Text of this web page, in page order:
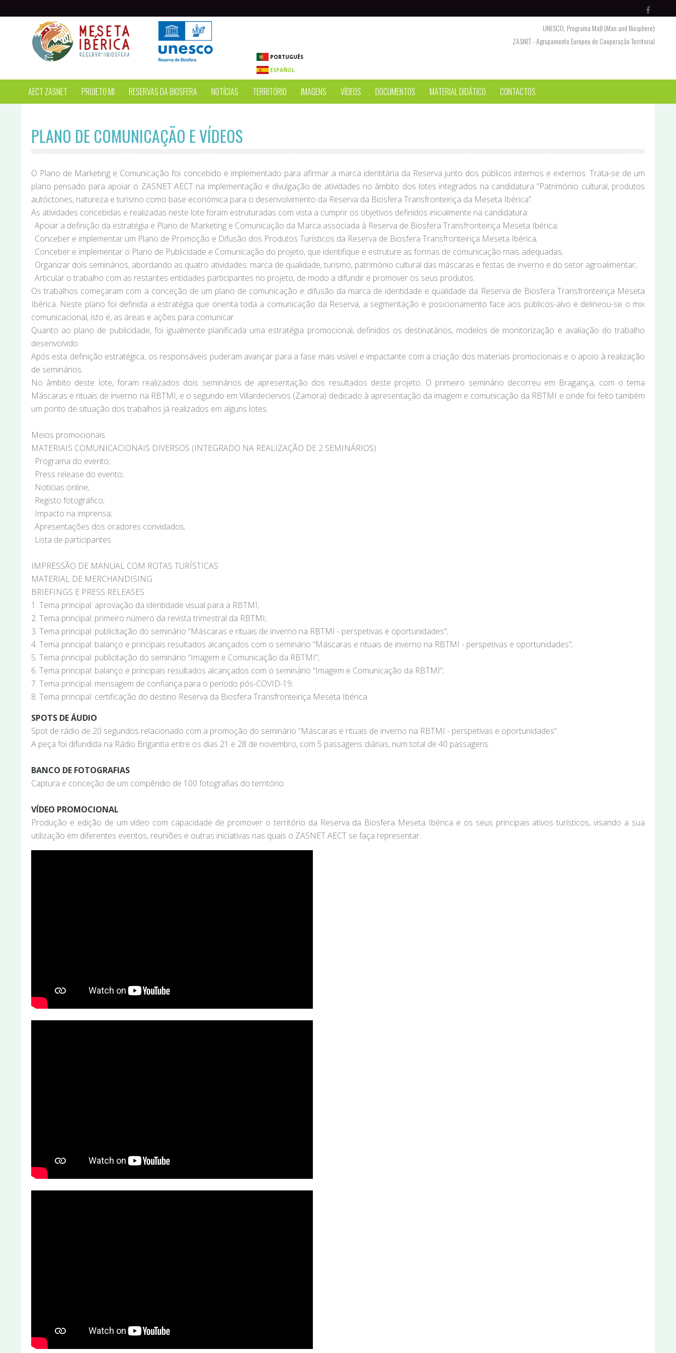
PORTUGUÊS
ESPAÑOL
UNESCO, Programa MaB (Man and Biosphere)
ZASNET - Agrupamento Europeu de Cooperação Territorial
AECT ZASNET PROJETO MI RESERVAS DA BIOSFERA NOTÍCIAS TERRITÓRIO IMAGENS VÍDEOS DOCUMENTOS MATERIAL DIDÁTICO CONTACTOS
PLANO DE COMUNICAÇÃO E VÍDEOS
O Plano de Marketing e Comunicação foi concebido e implementado para afirmar a marca identitária da Reserva junto dos públicos internos e externos. Trata-se de um
plano pensado para apoiar o ZASNET AECT na implementação e divulgação de atividades no âmbito dos lotes integrados na candidatura “Património cultural, produtos
autóctones, natureza e turismo como base económica para o desenvolvimento da Reserva da Biosfera Transfronteiriça da Meseta Ibérica”.
As atividades concebidas e realizadas neste lote foram estruturadas com vista a cumprir os objetivos definidos inicialmente na candidatura:
· Apoiar a definição da estratégia e Plano de Marketing e Comunicação da Marca associada à Reserva de Biosfera Transfronteiriça Meseta Ibérica;
· Conceber e implementar um Plano de Promoção e Difusão dos Produtos Turísticos da Reserva de Biosfera Transfronteiriça Meseta Ibérica;
· Conceber e implementar o Plano de Publicidade e Comunicação do projeto, que identifique e estruture as formas de comunicação mais adequadas;
· Organizar dois seminários, abordando as quatro atividades: marca de qualidade, turismo, património cultural das máscaras e festas de inverno e do setor agroalimentar;
· Articular o trabalho com as restantes entidades participantes no projeto, de modo a difundir e promover os seus produtos.
Os trabalhos começaram com a conceção de um plano de comunicação e difusão da marca de identidade e qualidade da Reserva de Biosfera Transfronteiriça Meseta
Ibérica. Neste plano foi definida a estratégia que orienta toda a comunicação da Reserva, a segmentação e posicionamento face aos públicos-alvo e delineou-se o mix
comunicacional, isto é, as áreas e ações para comunicar.
Quanto ao plano de publicidade, foi igualmente planificada uma estratégia promocional, definidos os destinatários, modelos de monitorização e avaliação do trabalho
desenvolvido.
Após esta definição estratégica, os responsáveis puderam avançar para a fase mais visível e impactante com a criação dos materiais promocionais e o apoio à realização
de seminários.
No âmbito deste lote, foram realizados dois seminários de apresentação dos resultados deste projeto. O primeiro seminário decorreu em Bragança, com o tema
Máscaras e rituais de inverno na RBTMI, e o segundo em Villardeciervos (Zamora) dedicado à apresentação da imagem e comunicação da RBTMI e onde foi feito também
um ponto de situação dos trabalhos já realizados em alguns lotes.
Meios promocionais
MATERIAIS COMUNICACIONAIS DIVERSOS (INTEGRADO NA REALIZAÇÃO DE 2 SEMINÁRIOS):
· Programa do evento;
· Press release do evento;
· Notícias online;
· Registo fotográfico;
· Impacto na imprensa;
· Apresentações dos oradores convidados;
· Lista de participantes.
IMPRESSÃO DE MANUAL COM ROTAS TURÍSTICAS
MATERIAL DE MERCHANDISING
BRIEFINGS E PRESS RELEASES
1. Tema principal: aprovação da identidade visual para a RBTMI;
2. Tema principal: primeiro número da revista trimestral da RBTMI;
3. Tema principal: publicitação do seminário “Máscaras e rituais de inverno na RBTMI - perspetivas e oportunidades”;
4. Tema principal: balanço e principais resultados alcançados com o seminário “Máscaras e rituais de inverno na RBTMI - perspetivas e oportunidades”;
5. Tema principal: publicitação do seminário “Imagem e Comunicação da RBTMI”;
6. Tema principal: balanço e principais resultados alcançados com o seminário “Imagem e Comunicação da RBTMI”;
7. Tema principal: mensagem de confiança para o período pós-COVID-19;
8. Tema principal: certificação do destino Reserva da Biosfera Transfronteiriça Meseta Ibérica.
SPOTS DE ÁUDIO
Spot de rádio de 20 segundos relacionado com a promoção do seminário “Máscaras e rituais de inverno na RBTMI - perspetivas e oportunidades”.
A peça foi difundida na Rádio Brigantia entre os dias 21 e 28 de novembro, com 5 passagens diárias, num total de 40 passagens.
BANCO DE FOTOGRAFIAS
Captura e conceção de um compêndio de 100 fotografias do território.
VÍDEO PROMOCIONAL
Produção e edição de um vídeo com capacidade de promover o território da Reserva da Biosfera Meseta Ibérica e os seus principais ativos turísticos, visando a sua
utilização em diferentes eventos, reuniões e outras iniciativas nas quais o ZASNET AECT se faça representar.